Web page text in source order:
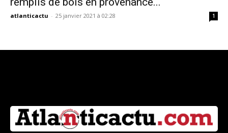
atlanticactu - 25 janvier 2021 à 02:28 1